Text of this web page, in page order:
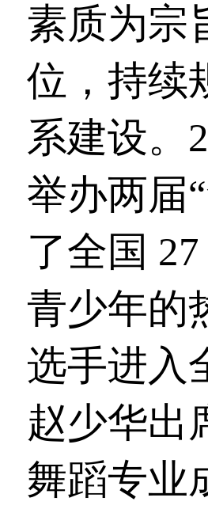
素质为宗
位，持续
系建设。
举办两届
了全国
青少年的
选手进入
赵少华出
舞蹈专业